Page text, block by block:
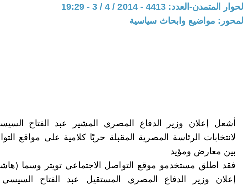
الحوار المتمدن-العدد: 4413 - 2014 / 4 / 3 - 19:29
المحور: مواضيع وابحاث سياسية
أشعل إعلان وزير الدفاع المصري المشير عبد الفتاح
لانتخابات الرئاسة المصرية المقبلة حربًا كلامية على مواقع
بين معارض ومؤيد
فقد اطلق مستخدمو موقع التواصل الاجتماعي تويتر وسما
إعلان وزير الدفاع المصري المستقيل عبد الفتاح